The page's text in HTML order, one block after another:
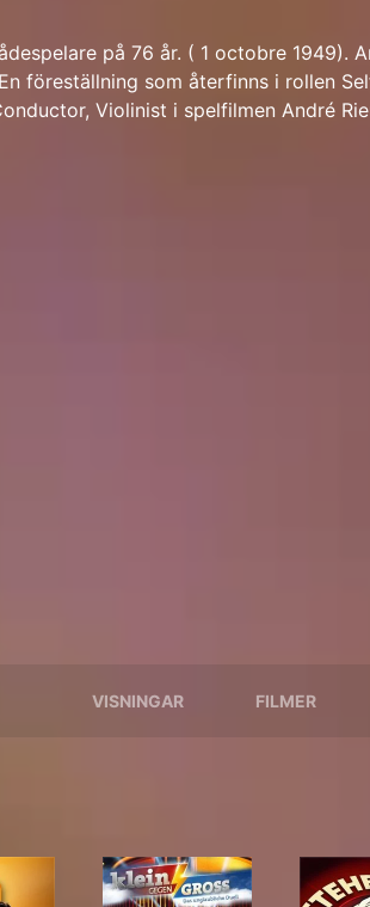
på 76 år. ( 1 octobre 1949).
föreställning som återfinns i rollen
Violinist i spelfilmen André
VISNINGAR FILMER